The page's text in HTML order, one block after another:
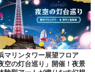
浜ラーメン博物館（ラー博）
島シーパラダイス
ハンマーヘッド
ンタワー
マリンタワー展望フロア
夜空の灯台巡り」開催！夜景